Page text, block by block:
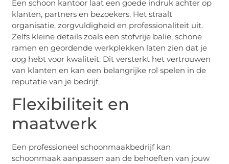
Een schoon kantoor laat een goede indruk achter op
klanten, partners en bezoekers. Het straalt
organisatie, zorgvuldigheid en professionaliteit uit.
Zelfs kleine details zoals een stofvrije balie, schone
ramen en geordende werkplekken laten zien dat je
oog hebt voor kwaliteit. Dit versterkt het vertrouwen
van klanten en kan een belangrijke rol spelen in de
reputatie van je bedrijf.
Flexibiliteit en
maatwerk
Een professioneel schoonmaakbedrijf kan
schoonmaak aanpassen aan de behoeften van jouw